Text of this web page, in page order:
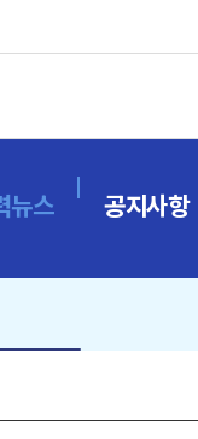
뉴스 공지사항